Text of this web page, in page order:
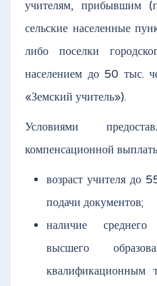
учителям, прибывшим
сельские населенные
либо поселки
населением до 50 тыс.
«Земский учитель»).
Условиями
компенсационной
возраст учителя до
подачи документов;
наличие среднего
высшего
квалификационным